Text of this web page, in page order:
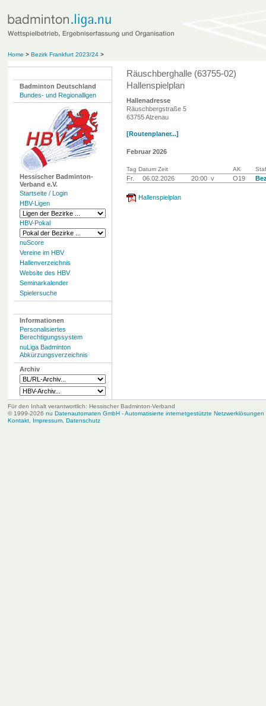
Home > Bezirk Frankfurt 2023/24>
Badminton Deutschland
Bundes- und Regionalligen
Hessischer Badminton-
Verband e.V.
Startseite / Login
HBV-Ligen
HBV-Pokal
nuScore
Vereine im HBV
Hallenverzeichnis
Website des HBV
Seminarkalender
Spielersuche
Informationen
Personalisiertes
Berechtigungssystem
nuLiga Badminton
Abkürzungsverzeichnis
Archiv
Räuschberghalle (63755-02)
Hallenspielplan
Hallenadresse
Räuschbergstraße 5
63755 Alzenau
[Routenplaner...]
Februar 2026
Tag Datum Zeit AK
Fr. 06.02.2026 20:00 v O19
Hallenspielplan
Für den Inhalt verantwortlich: Hessischer Badminton-Verband
© 1999-2026 nu Datenautomaten GmbH - Automatisierte internetgestützte Netzwerklösungen
Kontakt, Impressum, Datenschutz